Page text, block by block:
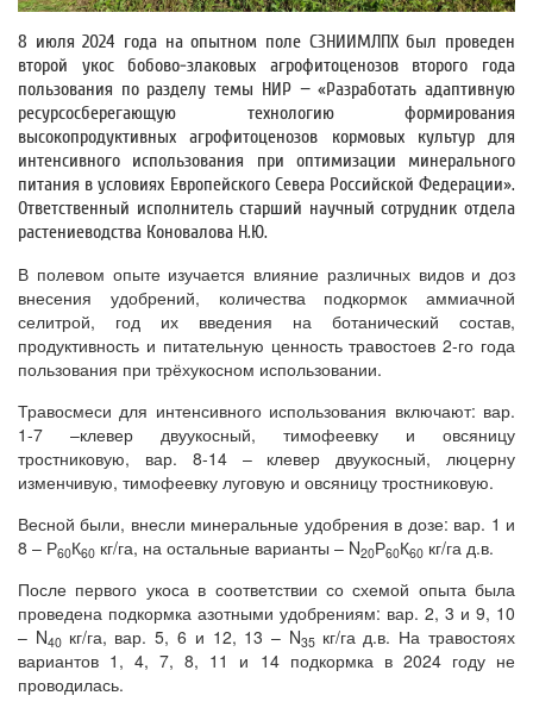
8 июля 2024 года на опытном поле СЗНИИМЛПХ был проведен
второй укос бобово-злаковых агрофитоценозов второго года
пользования по разделу темы НИР − «Разработать адаптивную
ресурсосберегающую технологию формирования
высокопродуктивных агрофитоценозов кормовых культур для
интенсивного использования при оптимизации минерального
питания в условиях Европейского Севера Российской Федерации».
Ответственный исполнитель старший научный сотрудник отдела
растениеводства Коновалова Н.Ю.
В полевом опыте изучается влияние различных видов и доз
внесения удобрений, количества подкормок аммиачной
селитрой, год их введения на ботанический состав,
продуктивность и питательную ценность травостоев 2-го года
пользования при трёхукосном использовании.
Травосмеси для интенсивного использования включают: вар.
1-7 –клевер двуукосный, тимофеевку и овсяницу
тростниковую, вар. 8-14 – клевер двуукосный, люцерну
изменчивую, тимофеевку луговую и овсяницу тростниковую.
Весной были, внесли минеральные удобрения в дозе: вар. 1 и
8 – Р60К60 кг/га, на остальные варианты – N20Р60К60 кг/га д.в.
После первого укоса в соответствии со схемой опыта была
проведена подкормка азотными удобрениям: вар. 2, 3 и 9, 10
– N40 кг/га, вар. 5, 6 и 12, 13 – N35 кг/га д.в. На травостоях
вариантов 1, 4, 7, 8, 11 и 14 подкормка в 2024 году не
проводилась.